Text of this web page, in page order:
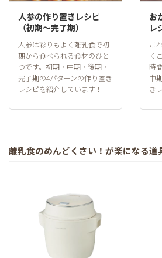
人参の作り置きレシピ
（初期～完了期）
人参は彩りもよく離乳食で初
期から食べられる食材のひと
つです。初期・中期・後期・
完了期の4パターンの作り置き
レシピを紹介しています！
お
レ
こ
く
時
中
き
離乳食のめんどくさい！が楽になる道